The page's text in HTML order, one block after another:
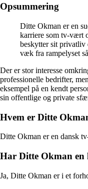
Opsummering
Ditte Okman er en
karriere som tv-vært
beskytter sit
væk fra rampelyset
Der er stor interesse
professionelle bedrifter,
eksempel på en kendt
sin offentlige og private
Hvem er Ditte
Ditte Okman er en dansk
Har Ditte Okman en
Ja, Ditte Okman er i et